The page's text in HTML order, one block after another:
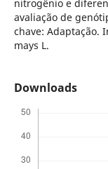
nitrogênio e
avaliação de
chave: Adaptação.
mays L.
Downloads